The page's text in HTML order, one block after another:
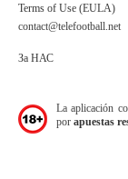
Terms of Use (EULA)
contact@telefootball.net
За НАС
La aplicación
por apuestas